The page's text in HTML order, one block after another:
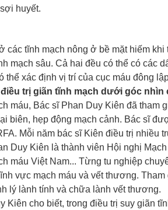
huyết.
các tĩnh mạch nông ở bề mặt hiếm
mạch sâu. Cả hai đều có thể có các
thể xác định vị trí của cục máu đông
trị giãn tĩnh mạch dưới góc nhìn
máu, Bác sĩ Phan Duy Kiên đã tham
biên, hẹp động mạch cảnh. Bác sĩ
Mỗi năm bác sĩ Kiên điều trị
Duy Kiên là thành viên Hội nghị
máu Việt Nam... Từng tu nghiệp
vực mạch máu và vết thương.
lý lành tính và chữa lành vết thương.
Kiên cho biết, trong điều trị suy giãn